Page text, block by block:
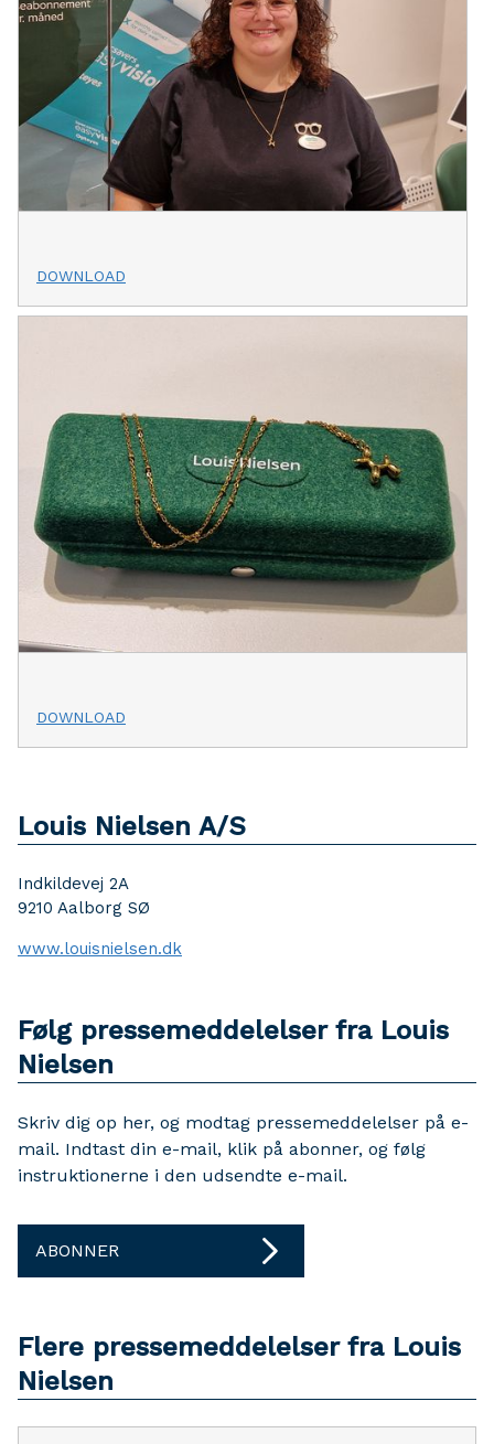
DOWNLOAD
DOWNLOAD
Louis Nielsen A/S
Indkildevej 2A
9210 Aalborg SØ
www.louisnielsen.dk
Følg pressemeddelelser fra Louis
Nielsen
Skriv dig op her, og modtag pressemeddelelser på e-
mail. Indtast din e-mail, klik på abonner, og følg
instruktionerne i den udsendte e-mail.
ABONNER
Flere pressemeddelelser fra Louis
Nielsen